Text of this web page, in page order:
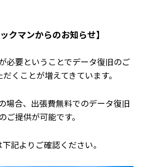
ックマンからのお知らせ】
必要ということでデータ復旧のご
くことが増えてきています。
場合、出張費無料でのデータ復旧
ご提供が可能です。
記よりご確認ください。